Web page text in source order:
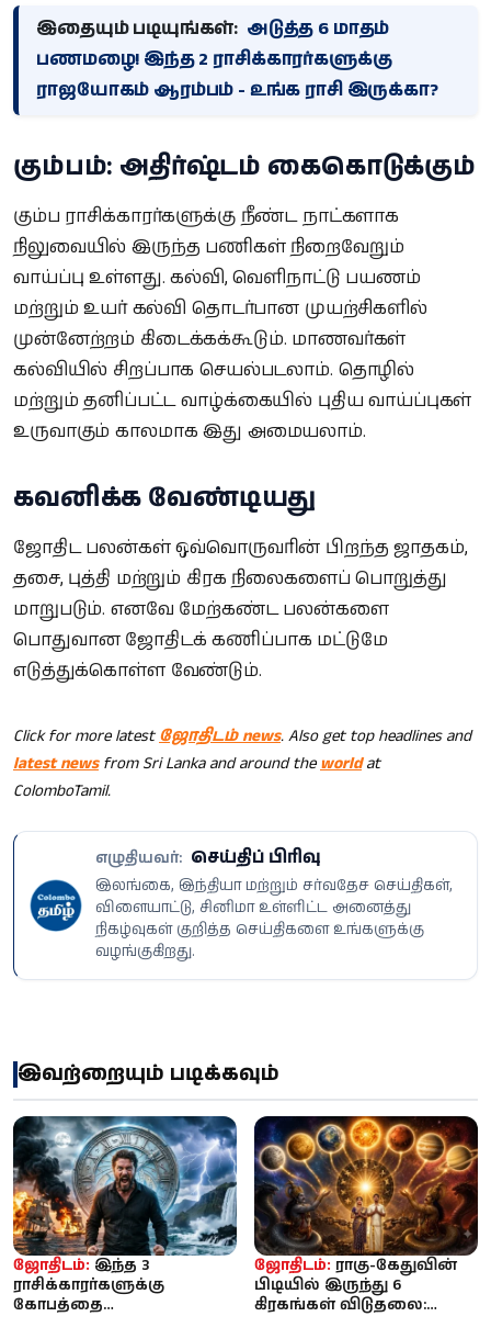
இதையும் படியுங்கள்: அடுத்த 6 மாதம்
பணமழை! இந்த 2 ராசிக்காரர்களுக்கு
ராஜயோகம் ஆரம்பம் - உங்க ராசி இருக்கா?
கும்பம்: அதிர்ஷ்டம் கைகொடுக்கும்
கும்ப ராசிக்காரர்களுக்கு நீண்ட நாட்களாக
நிலுவையில் இருந்த பணிகள் நிறைவேறும்
வாய்ப்பு உள்ளது. கல்வி, வெளிநாட்டு பயணம்
மற்றும் உயர் கல்வி தொடர்பான முயற்சிகளில்
முன்னேற்றம் கிடைக்கக்கூடும். மாணவர்கள்
கல்வியில் சிறப்பாக செயல்படலாம். தொழில்
மற்றும் தனிப்பட்ட வாழ்க்கையில் புதிய வாய்ப்புகள்
உருவாகும் காலமாக இது அமையலாம்.
கவனிக்க வேண்டியது
ஜோதிட பலன்கள் ஒவ்வொருவரின் பிறந்த ஜாதகம்,
தசை, புத்தி மற்றும் கிரக நிலைகளைப் பொறுத்து
மாறுபடும். எனவே மேற்கண்ட பலன்களை
பொதுவான ஜோதிடக் கணிப்பாக மட்டுமே
எடுத்துக்கொள்ள வேண்டும்.
Click for more latestஜோதிடம் news. Also get top headlines and
latest newsfrom Sri Lanka and around theworldat
ColomboTamil.
எழுதியவர்: செய்திப் பிரிவு
இலங்கை, இந்தியா மற்றும் சர்வதேச செய்திகள்,
விளையாட்டு, சினிமா உள்ளிட்ட அனைத்து
நிகழ்வுகள் குறித்த செய்திகளை உங்களுக்கு
வழங்குகிறது.
இவற்றையும் படிக்கவும்
ஜோதிடம்: இந்த 3
ராசிக்காரர்களுக்கு
கோபத்தை
ஜோதிடம்: ராகு-கேதுவின்
பிடியில் இருந்து 6
கிரகங்கள் விடுதலை: